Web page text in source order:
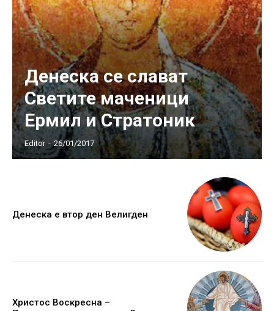
Денеска се слават
Светите маченици
Ермил и Стратоник
Editor - 26/01/2017
Денеска е втор ден Велигден
Христос Воскресна –